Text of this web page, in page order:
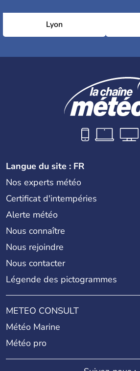
Lyon
Langue du site : FR
Nos experts météo
Certificat d'intempéries
Alerte météo
Nous connaître
Nous rejoindre
Nous contacter
Légende des pictogrammes
METEO CONSULT
Météo Marine
Météo pro